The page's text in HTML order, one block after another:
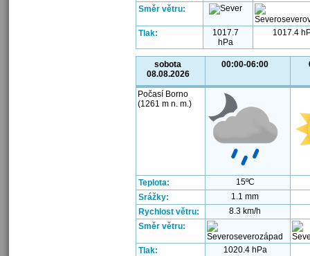
Směr větru:
Tlak:
1017.7
hPa
1017.4
sobota
08.08.2026
00:00-06:00
Počasí Borno
(1261 m n. m.)
Teplota:
15ºC
Srážky:
1.1 mm
Rychlost větru:
8.3 km/h
Směr větru:
Tlak: 1020.4 hPa